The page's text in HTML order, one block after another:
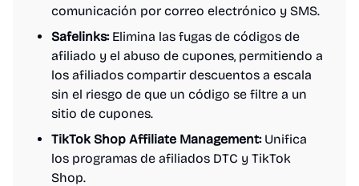
comunicación por correo electrónico y SMS.
Safelinks:Elimina las fugas de códigos de
afiliado y el abuso de cupones, permitiendo a
los afiliados compartir descuentos a escala
sin el riesgo de que un código se filtre a un
sitio de cupones.
TikTok Shop Affiliate Management:Unifica
los programas de afiliados DTC y TikTok
Shop.